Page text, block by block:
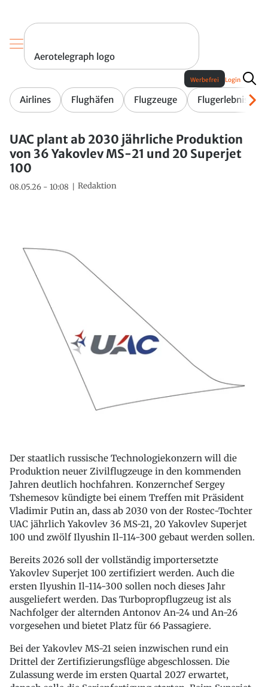
Aerotelegraph logo
Airlines Flughäfen Flugzeuge Flugerlebnis
Werbefrei Login
UAC plant ab 2030 jährliche Produktion
von 36 Yakovlev MS-21 und 20 Superjet
100
08.05.26 - 10:08 Redaktion
Der staatlich russische Technologiekonzern will die
Produktion neuer Zivilflugzeuge in den kommenden
Jahren deutlich hochfahren. Konzernchef Sergey
Tshemesov kündigte bei einem Treffen mit Präsident
Vladimir Putin an, dass ab 2030 von der Rostec-Tochter
UAC jährlich Yakovlev 36 MS-21, 20 Yakovlev Superjet
100 und zwölf Ilyushin Il-114-300 gebaut werden sollen.
Bereits 2026 soll der vollständig importersetzte
Yakovlev Superjet 100 zertifiziert werden. Auch die
ersten Ilyushin Il-114-300 sollen noch dieses Jahr
ausgeliefert werden. Das Turbopropflugzeug ist als
Nachfolger der alternden Antonov An-24 und An-26
vorgesehen und bietet Platz für 66 Passagiere.
Bei der Yakovlev MS-21 seien inzwischen rund ein
Drittel der Zertifizierungsflüge abgeschlossen. Die
Zulassung werde im ersten Quartal 2027 erwartet,